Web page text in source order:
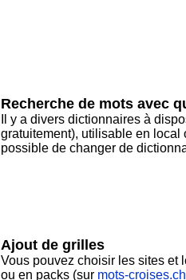
Recherche de mots avec
Il y a divers dictionnaires à
gratuitement), utilisable en local
possible de changer de
Ajout de grilles
Vous pouvez choisir les sites et
ou en packs (sur mots-croises.ch